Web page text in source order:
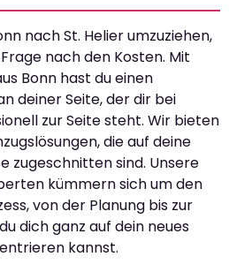
nach St. Helier umzuziehen,
nach den Kosten. Mit
Bonn hast du einen
deiner Seite, der dir bei
zur Seite steht. Wir bieten
die auf deine
zugeschnitten sind. Unsere
kümmern sich um den
von der Planung bis zur
dich ganz auf dein neues
kannst.